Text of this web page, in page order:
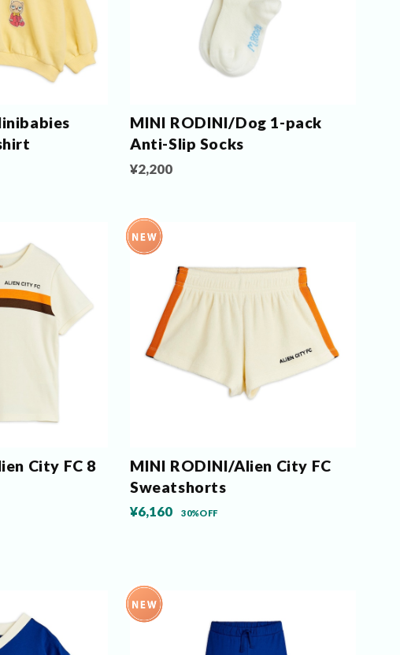
MINI RODINI/Dog 1-pack
Anti-Slip Socks
¥2,200
City FC 8
MINI RODINI/Alien City FC
Sweatshorts
¥6,160 30%OFF